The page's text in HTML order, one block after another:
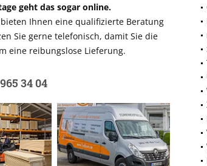
geht das sogar online.
Ihnen eine qualifizierte Beratung
Sie gerne telefonisch, damit Sie die
eine reibungslose Lieferung.
34 04